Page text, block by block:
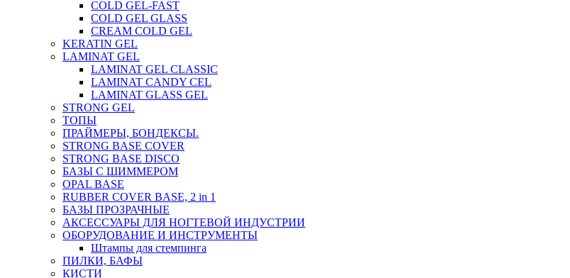
COLD GEL-FAST
COLD GEL GLASS
CREAM COLD GEL
KERATIN GEL
LAMINAT GEL
LAMINAT GEL CLASSIС
LAMINAT CANDY CEL
LAMINAT GLASS GEL
STRONG GEL
ТОПЫ
ПРАЙМЕРЫ, БОНДЕКСЫ.
STRONG BASE COVER
STRONG BASE DISCO
БАЗЫ С ШИММЕРОМ
OPAL BASE
RUBBER COVER BASE, 2 in 1
БАЗЫ ПРОЗРАЧНЫЕ
АКСЕССУАРЫ ДЛЯ НОГТЕВОЙ ИНДУСТРИИ
ОБОРУДОВАНИЕ И ИНСТРУМЕНТЫ
Штампы для стемпинга
ПИЛКИ, БАФЫ
КИСТИ